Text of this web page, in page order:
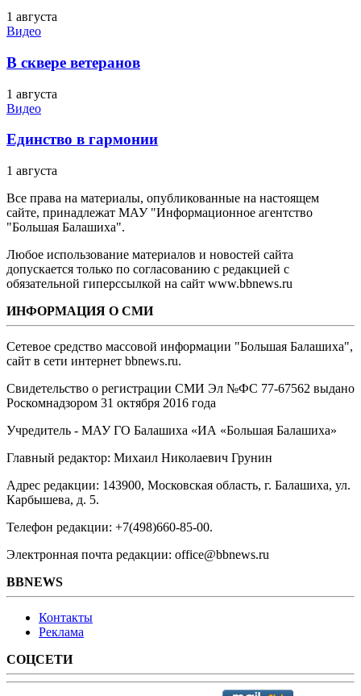
1 августа
Видео
В сквере ветеранов
1 августа
Видео
Единство в гармонии
1 августа
Все права на материалы, опубликованные на настоящем
сайте, принадлежат МАУ "Информационное агентство
"Большая Балашиха".
Любое использование материалов и новостей сайта
допускается только по согласованию с редакцией с
обязательной гиперссылкой на сайт www.bbnews.ru
ИНФОРМАЦИЯ О СМИ
Сетевое средство массовой информации "Большая Балашиха",
сайт в сети интернет bbnews.ru.
Свидетельство о регистрации СМИ Эл №ФС ‎77-67562 выдано
Роскомнадзором 31 октября 2016 года
Учредитель - МАУ ГО Балашиха «ИА «Большая Балашиха»
Главный редактор: Михаил Николаевич Грунин
Адрес редакции: 143900, Московская область, г. Балашиха, ул.
Карбышева, д. 5.
Телефон редакции: +7(498)660-85-00.
Электронная почта редакции: office@bbnews.ru
BBNEWS
Контакты
Реклама
СОЦСЕТИ